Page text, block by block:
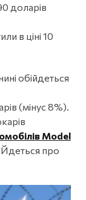
доларів
в ціні 10
обійдеться
(мінус 8%).
Model
Йдеться про